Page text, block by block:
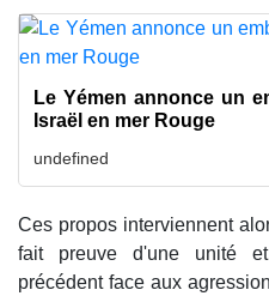
Le Yémen annonce un
Israël en mer Rouge
undefined
Ces propos interviennent
fait preuve d'une unité
précédent face aux